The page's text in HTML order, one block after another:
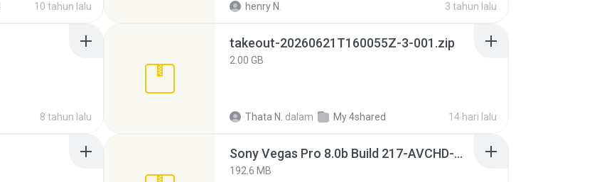
10 tahun lalu henry N. 3 tahun lalu
8 tahun lalu
takeout-20260621T160055Z-3-001.zip
2.00 GB
Thata N. dalam My 4shared 14 hari lalu
Sony Vegas Pro 8.0b Build 217-AVCHD-MPG-AC3 FIXED.7z
192.6 MB